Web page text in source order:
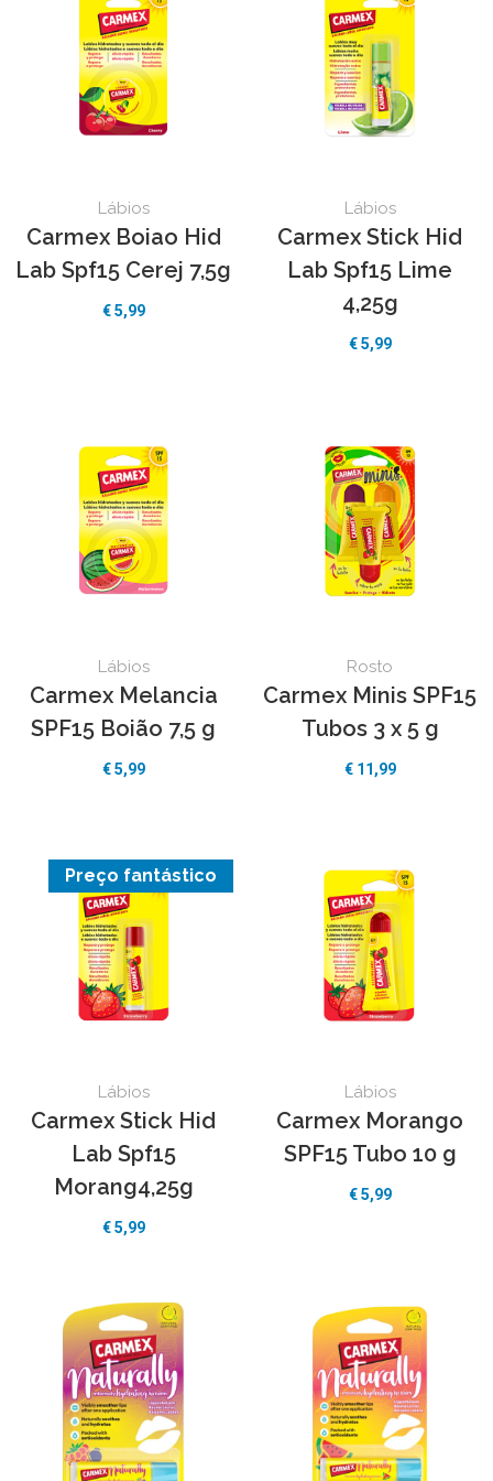
Lábios
Carmex Boiao Hid
Lab Spf15 Cerej 7,5g
€ 5,99
Lábios
Carmex Stick Hid
Lab Spf15 Lime
4,25g
€ 5,99
Lábios
Carmex Melancia
SPF15 Boião 7,5 g
€ 5,99
Rosto
Carmex Minis SPF15
Tubos 3 x 5 g
€ 11,99
Preço fantástico
Lábios
Carmex Stick Hid
Lab Spf15
Morang4,25g
€ 5,99
Lábios
Carmex Morango
SPF15 Tubo 10 g
€ 5,99